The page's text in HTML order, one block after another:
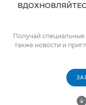
Получай
также новости и
